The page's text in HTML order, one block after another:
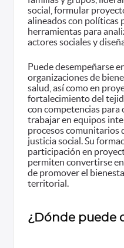
social, formular
alineados con políticas
herramientas para
actores sociales y
Puede desempeñarse
organizaciones de
salud, así como en
fortalecimiento del
con competencias para
trabajar en equipos
procesos comunitarios
justicia social. Su
participación en
permiten convertirse
de promover el
territorial.
¿Dónde puede